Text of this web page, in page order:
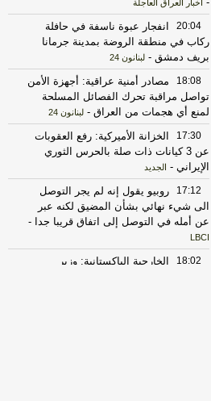
اخبار العراق العاجلة
20:04
انفجار عبوة ناسفة في حافلة
ركاب في منطقة الروضة بمدينة جرمانا
بريف دمشق - لبنانون 24
18:08
مصادر أمنية عراقية: أجهزة الأمن
تواصل مراقبة تحرك الفصائل المسلحة
لمنع أي هجمات من العراق - لبنانون 24
17:30
الخزانة الأميركية: رفع العقوبات
عن 3 كيانات ذات صلة بالحرس الثوري
الإيراني - الجديد
17:12
روبيو يقول إنه لم يجر التوصل
الى شيء نهائي بشأن المضيق لكنه عبر
عن أمله في التوصل إلى اتفاق قريبا جدا -
LBCI
18:02
الخارجية الباكستانية: وزير